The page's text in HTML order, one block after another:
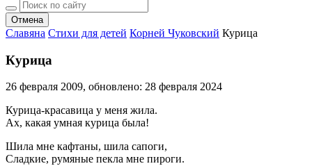
Отмена
Славяна Стихи для детей Корней Чуковский Курица
Курица
26 февраля 2009, обновлено: 28 февраля 2024
Курица-красавица у меня жила.
Ах, какая умная курица была!
Шила мне кафтаны, шила сапоги,
Сладкие, румяные пекла мне пироги.